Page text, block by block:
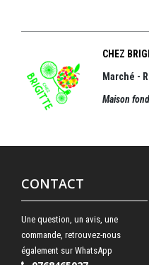
CHEZ
Marché -
Maison
CONTACT
Une question, un avis, une
commande, retrouvez-nous
également sur WhatsApp